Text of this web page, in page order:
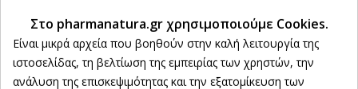
ΔΩΡΕΑΝ Αντικαταβολή
100% Επιστροφή χρημάτων
εντός 14 ημερών
Στο pharmanatura.gr χρησιμοποιούμε Cookies.
Είναι μικρά αρχεία που βοηθούν στην καλή λειτουργία της
ιστοσελίδας, τη βελτίωση της εμπειρίας των χρηστών, την
ανάλυση της επισκεψιμότητας και την εξατομίκευση των